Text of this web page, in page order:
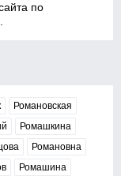
по
Романовская
Ромашкина
Романовна
Ромашина